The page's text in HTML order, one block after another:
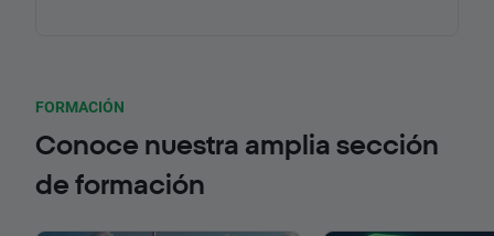
FORMACIÓN
Conoce nuestra amplia sección
de formación